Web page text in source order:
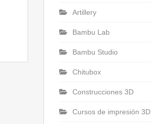
Artillery
Bambu Lab
Bambu Studio
Chitubox
Construcciones 3D
Cursos de impresión 3D